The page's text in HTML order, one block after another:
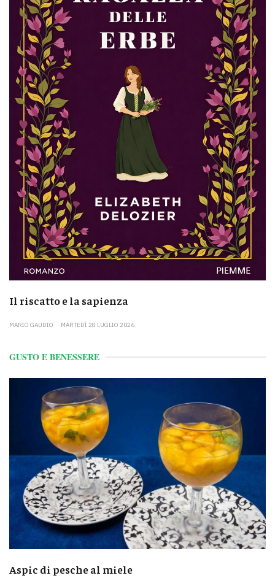
Il riscatto e la sapienza
MARIO GAUDIO MARTEDÌ 28 LUGLIO 2026
GUSTO E BENESSERE
Aspic di pesche al miele